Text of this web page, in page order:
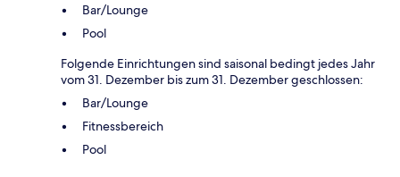
Bar/Lounge
Pool
Folgende Einrichtungen sind saisonal bedingt jedes Jahr
vom 31. Dezember bis zum 31. Dezember geschlossen:
Bar/Lounge
Fitnessbereich
Pool